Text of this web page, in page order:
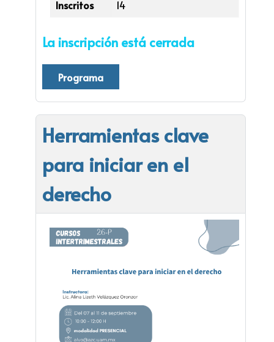
Inscritos 14
La inscripción está cerrada
Programa
Herramientas clave
para iniciar en el
derecho